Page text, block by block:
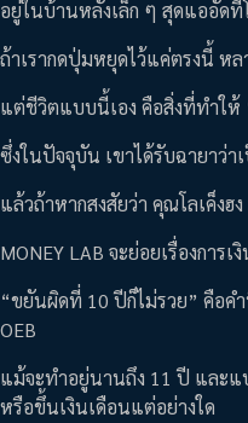
อยู่ในบ้านหลังเล็ก ๆ สุดแออัด
ถ้าเรากดปุ่มหยุดไว้แค่ตรงนี้ ห
แต่ชีวิตแบบนี้เอง คือสิ่งที่ทำให้
ซึ่งในปัจจุบัน เขาได้รับฉายาว่
แล้วถ้าหากสงสัยว่า คุณโลเค็ง
MONEY LAB จะย่อยเรื่องการ
“ขยันผิดที่ 10 ปีก็ไม่รวย” คือค
OEB
แม้จะทำอยู่นานถึง 11 ปี และแ
หรือขึ้นเงินเดือนแต่อย่างใด